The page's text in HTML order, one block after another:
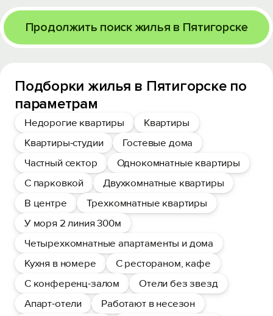
Продолжить поиск жилья в Пятигорске
Подборки жилья в Пятигорске по
параметрам
Недорогие квартиры
Квартиры
Квартиры-студии
Гостевые дома
Частный сектор
Однокомнатные квартиры
С парковкой
Двухкомнатные квартиры
В центре
Трехкомнатные квартиры
У моря 2 линия 300м
Четырехкомнатные апартаменты и дома
Кухня в номере
С рестораном, кафе
С конференц-залом
Отели без звезд
Апарт-отели
Работают в несезон